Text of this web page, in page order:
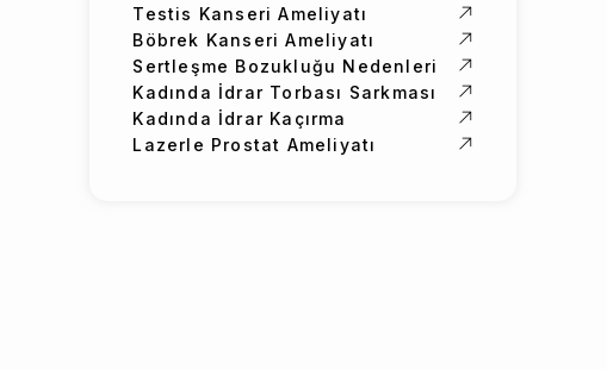
Testis Kanseri Ameliyatı
Böbrek Kanseri Ameliyatı
Sertleşme Bozukluğu Nedenleri
Kadında İdrar Torbası Sarkması
Kadında İdrar Kaçırma
Lazerle Prostat Ameliyatı